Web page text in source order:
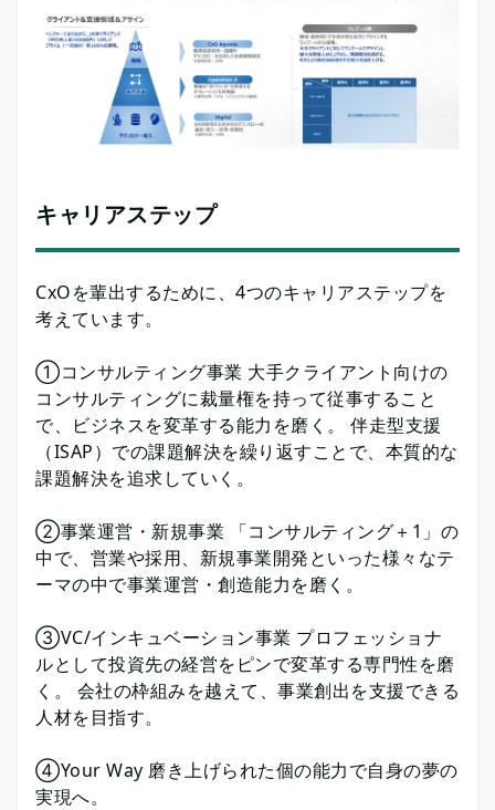
キャリアステップ
CxOを輩出するために、4つのキャリアステップを
考えています。
①コンサルティング事業 大手クライアント向けの
コンサルティングに裁量権を持って従事すること
で、ビジネスを変革する能力を磨く。 伴走型支援
（ISAP）での課題解決を繰り返すことで、本質的な
課題解決を追求していく。
②事業運営・新規事業 「コンサルティング＋1」の
中で、営業や採用、新規事業開発といった様々なテ
ーマの中で事業運営・創造能力を磨く。
③VC/インキュベーション事業 プロフェッショナ
ルとして投資先の経営をピンで変革する専門性を磨
く。 会社の枠組みを越えて、事業創出を支援できる
人材を目指す。
④Your Way 磨き上げられた個の能力で自身の夢の
実現へ。